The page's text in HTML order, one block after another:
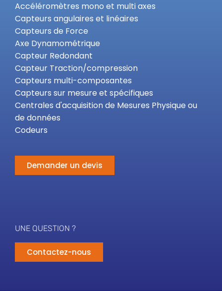
Accéléromètres mono et multi axes
Capteurs angulaires et linéaires
Capteurs de Force
Axe Dynamométrique
Capteur Redondant
Capteur Traction/compression
Capteurs multi-composantes
Capteurs sur mesure et spécifiques
Centrales d'acquisition de Mesures Physique ou
de données
Codeurs
Demander un devis
UNE QUESTION ?
Contactez-nous